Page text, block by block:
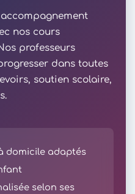
nos cours
professeurs
dans toutes
soutien scolaire,
domicile adaptés
selon ses